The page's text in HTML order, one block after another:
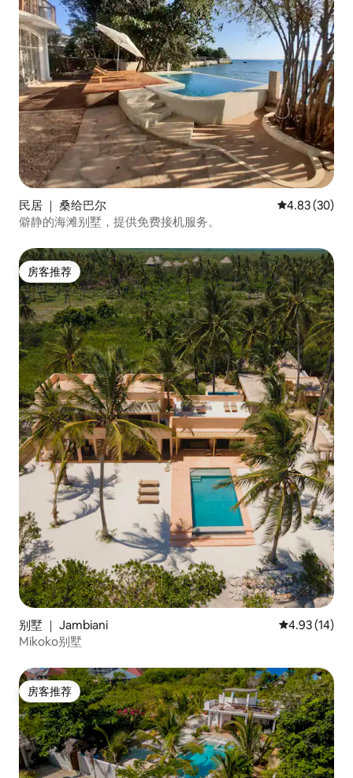
民居 ｜ 桑给巴尔 平均评分
4.83 (30)
僻静的海滩别墅，提供免费接机服务。
房客推荐
房客推荐
别墅 ｜ Jambiani 平均评分
4.93 (14)
Mikoko别墅
房客推荐
房客推荐